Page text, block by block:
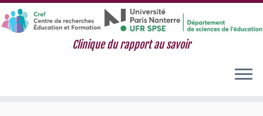
Clinique du rapport au savoir